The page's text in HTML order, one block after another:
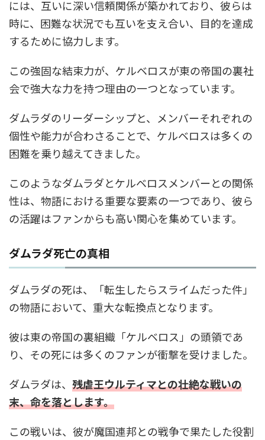
には、互いに深い信頼関係が築かれており、彼らは
時に、困難な状況でも互いを支え合い、目的を達成
するために協力します。
この強固な結束力が、ケルベロスが東の帝国の裏社
会で強大な力を持つ理由の一つとなっています。
ダムラダのリーダーシップと、メンバーそれぞれの
個性や能力が合わさることで、ケルベロスは多くの
困難を乗り越えてきました。
このようなダムラダとケルベロスメンバーとの関係
性は、物語における重要な要素の一つであり、彼ら
の活躍はファンからも高い関心を集めています。
ダムラダ死亡の真相
ダムラダの死は、「転生したらスライムだった件」
の物語において、重大な転換点となります。
彼は東の帝国の裏組織「ケルベロス」の頭領であ
り、その死には多くのファンが衝撃を受けました。
ダムラダは、 残虐王ウルティマとの壮絶な戦いの
末、命を落とします。
この戦いは、彼が魔国連邦との戦争で果たした役割